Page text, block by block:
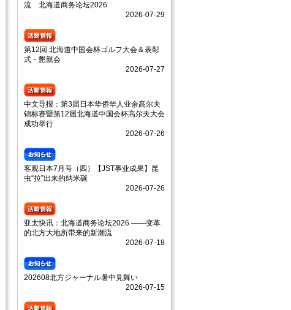
流 北海道商务论坛2026
2026-07-29
第12回 北海道中国会杯ゴルフ大会＆表彰
式・懇親会
2026-07-27
中文导报：第3届日本华侨华人业余高尔夫
锦标赛暨第12届北海道中国会杯高尔夫大会
成功举行
2026-07-26
客观日本7月号（四）【JST事业成果】昆
虫“拉”出来的纳米碳
2026-07-26
亚太快讯：北海道商务论坛2026 ——变革
的北方大地所带来的新潮流
2026-07-18
202608北方ジャーナル暑中見舞い
2026-07-15